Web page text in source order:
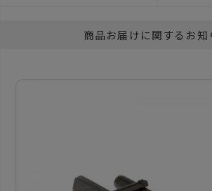
商品お届けに関するお知